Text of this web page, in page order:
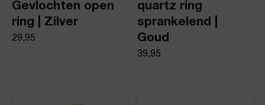
Gevlochten open
ring | Zilver
29,95
quartz ring
sprankelend |
Goud
39,95